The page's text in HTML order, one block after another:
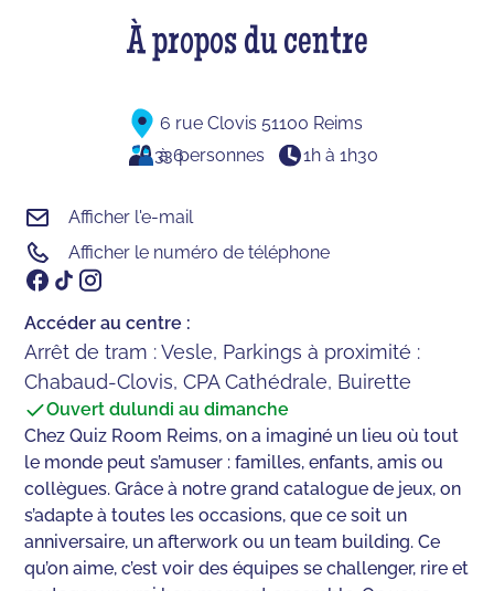
À propos du centre
6 rue Clovis 51100 Reims
3à36personnes 1h à 1h30
Afficher l'e-mail
Afficher le numéro de téléphone
Accéder au centre :
Arrêt de tram : Vesle, Parkings à proximité :
Chabaud-Clovis, CPA Cathédrale, Buirette
Ouvert dulundi au dimanche
Chez Quiz Room Reims, on a imaginé un lieu où tout
le monde peut s’amuser : familles, enfants, amis ou
collègues. Grâce à notre grand catalogue de jeux, on
s’adapte à toutes les occasions, que ce soit un
anniversaire, un afterwork ou un team building. Ce
qu’on aime, c’est voir des équipes se challenger, rire et